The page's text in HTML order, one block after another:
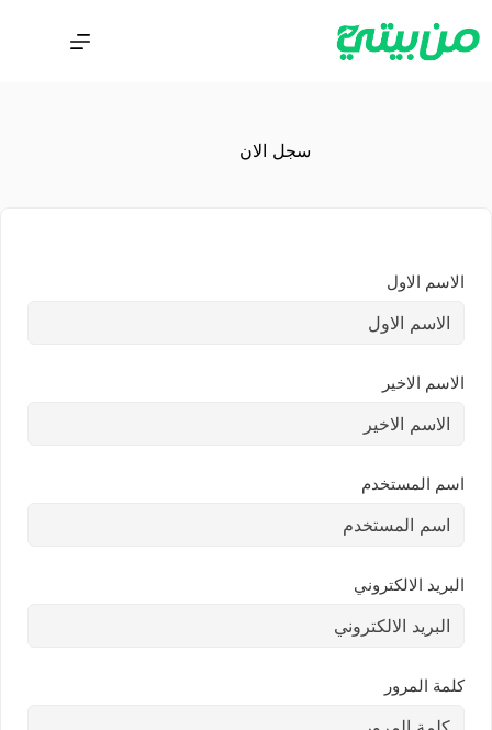
سجل الان
الاسم الاول
الاسم الاخير
اسم المستخدم
البريد الالكتروني
كلمة المرور